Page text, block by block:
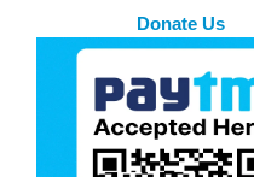
Donate Us